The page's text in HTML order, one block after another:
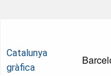
Catalunya
gràfica